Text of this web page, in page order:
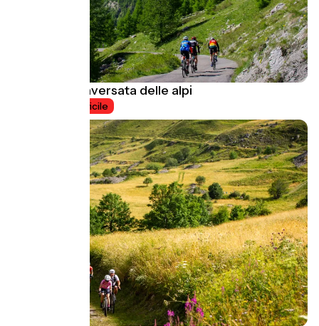
La grande traversata delle alpi
Difficile